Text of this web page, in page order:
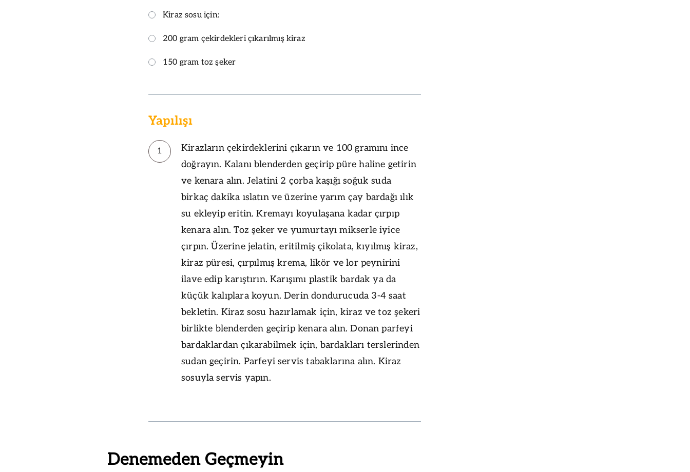
Kiraz sosu için:
200 gram çekirdekleri çıkarılmış kiraz
150 gram toz şeker
Yapılışı
1
Kirazların çekirdeklerini çıkarın ve 100 gramını ince
doğrayın. Kalanı blenderden geçirip püre haline getirin
ve kenara alın. Jelatini 2 çorba kaşığı soğuk suda
birkaç dakika ıslatın ve üzerine yarım çay bardağı ılık
su ekleyip eritin. Kremayı koyulaşana kadar çırpıp
kenara alın. Toz şeker ve yumurtayı mikserle iyice
çırpın. Üzerine jelatin, eritilmiş çikolata, kıyılmış kiraz,
kiraz püresi, çırpılmış krema, likör ve lor peynirini
ilave edip karıştırın. Karışımı plastik bardak ya da
küçük kalıplara koyun. Derin dondurucuda 3-4 saat
bekletin. Kiraz sosu hazırlamak için, kiraz ve toz şekeri
birlikte blenderden geçirip kenara alın. Donan parfeyi
bardaklardan çıkarabilmek için, bardakları terslerinden
sudan geçirin. Parfeyi servis tabaklarına alın. Kiraz
sosuyla servis yapın.
Denemeden Geçmeyin